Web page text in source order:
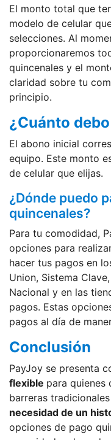
El monto total que
modelo de celular
selecciones. Al
proporcionaremos
quincenales y el
claridad sobre tu
principio.
¿Cuánto
El abono inicial
equipo. Este monto
de celular que elijas.
¿Dónde puedo
quincenales?
Para tu comodidad,
opciones para
hacer tus pagos en
Union, Sistema
Nacional y en las
pagos. Estas
pagos al día de
Conclusión
PayJoy se presenta
flexible para quienes
barreras
necesidad de un
opciones de pago